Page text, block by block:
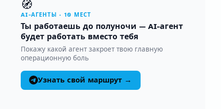
🧭
AI-АГЕНТЫ · 10 МЕСТ
Ты работаешь до полуночи — AI-агент
будет работать вместо тебя
Покажу какой агент закроет твою главную
операционную боль
Узнать свой маршрут →